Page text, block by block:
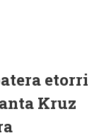
etorri
Kruz